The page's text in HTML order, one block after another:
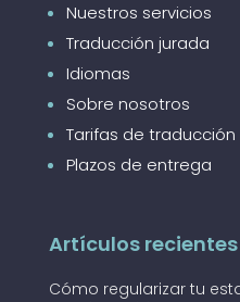
Nuestros servicios
Traducción jurada
Idiomas
Sobre nosotros
Tarifas de traducción
Plazos de entrega
Artículos recientes
Cómo regularizar tu